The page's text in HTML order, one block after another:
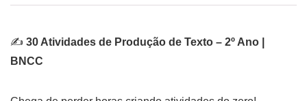
✍️ 30 Atividades de Produção de Texto – 2º Ano |
BNCC